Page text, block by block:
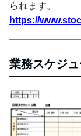
られます。
https://
業務スケジ